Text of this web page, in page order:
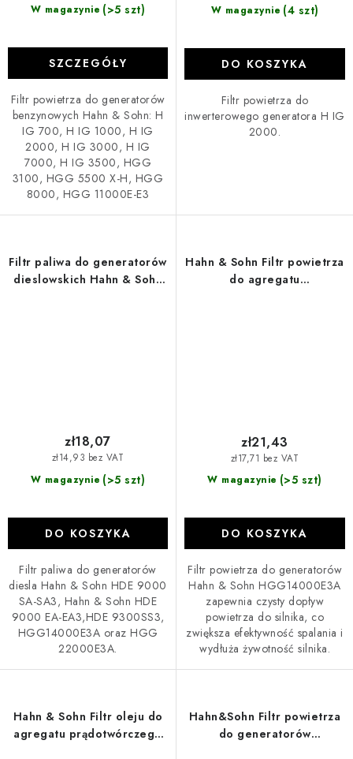
W magazynie (>5 szt)
SZCZEGÓŁY
Filtr powietrza do generatorów
benzynowych Hahn & Sohn: H
IG 700, H IG 1000, H IG
2000, H IG 3000, H IG
7000, H IG 3500, HGG
3100, HGG 5500 X-H, HGG
8000, HGG 11000E-E3
W magazynie (4 szt)
DO KOSZYKA
Filtr powietrza do
inwerterowego generatora H IG
2000.
Filtr paliwa do generatorów
dieslowskich Hahn & Sohn
W magazynie (>5 szt)
zł14,93 bez VAT
zł18,07
DO KOSZYKA
Filtr paliwa do generatorów
diesla Hahn & Sohn HDE 9000
SA-SA3, Hahn & Sohn HDE
9000 EA-EA3,HDE 9300SS3,
HGG14000E3A oraz HGG
22000E3A.
Hahn & Sohn Filtr powietrza
do agregatu
W magazynie (>5 szt)
zł17,71 bez VAT
zł21,43
DO KOSZYKA
Filtr powietrza do generatorów
Hahn & Sohn HGG14000E3A
zapewnia czysty dopływ
powietrza do silnika, co
zwiększa efektywność spalania i
wydłuża żywotność silnika.
Hahn & Sohn Filtr oleju do
agregatu prądotwórczego
Hahn&Sohn Filtr powietrza
do generatorów